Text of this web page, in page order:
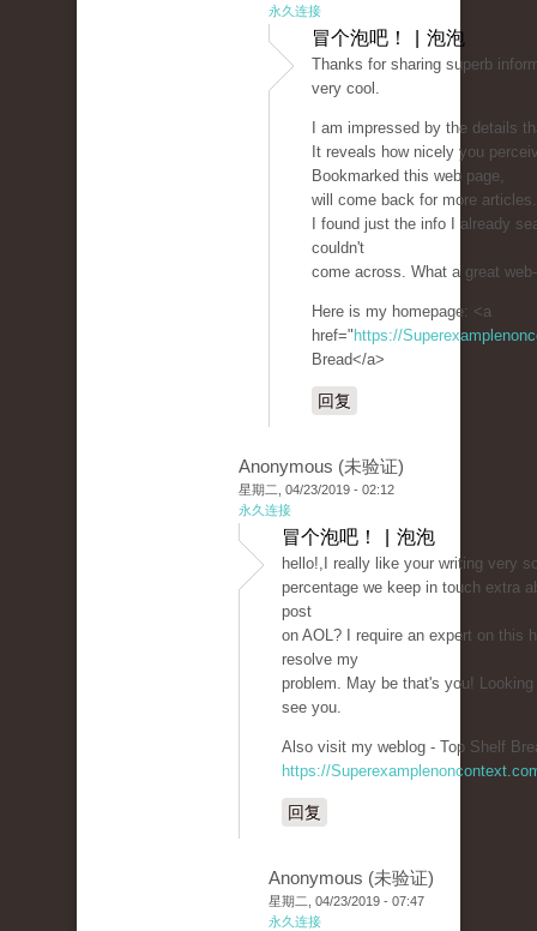
永久连接
冒个泡吧！ | 泡泡
Thanks for sharing superb
very cool.
I am impressed by the details
It reveals how nicely you
Bookmarked this web page,
will come back for more
I found just the info I already
couldn't
come across. What a great
Here is my homepage: <a
href=" https://
Bread</a>
回复
Anonymous (未验证)
星期二, 04/23/2019 - 02:12
永久连接
冒个泡吧！ | 泡泡
hello!,I really like your writing very
percentage we keep in touch extra
post
on AOL? I require an expert on this
resolve my
problem. May be that's you! Looking
see you.
Also visit my weblog - Top Shelf
https://
回复
Anonymous (未验证)
星期二, 04/23/2019 - 07:47
永久连接